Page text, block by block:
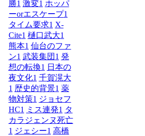
勝1 激変1 ホッパ
ーorエスケープ1
タイム要求1 X-
Cite1 樋口武大1
熊本1 仙台のファ
ン1 武装集団 1 発
想の転換1 日本の
夜文化1 千賀滉大
1 歴史的背景1 薬
物対策1 ジョセフ
HC1 ミス連発1 タ
カラジェンヌ死亡
1 ジェシー1 高橋